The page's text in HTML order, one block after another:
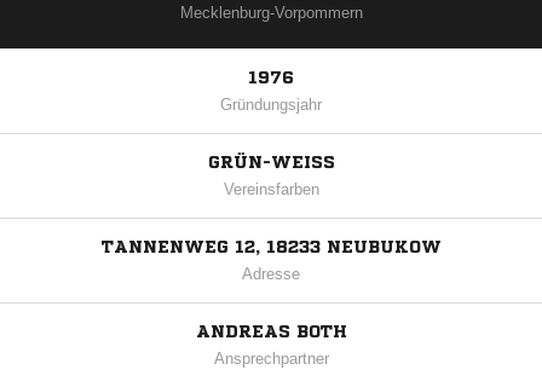
Mecklenburg-Vorpommern
1976
Gründungsjahr
GRÜN-WEISS
Vereinsfarben
TANNENWEG 12, 18233 NEUBUKOW
Adresse
ANDREAS BOTH
Ansprechpartner